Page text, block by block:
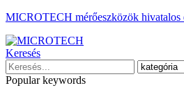
MICROTECH mérőeszközök hivatalos
Keresés
Popular keywords